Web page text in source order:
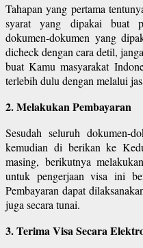
Tahapan yang pertama
syarat yang dipakai buat
dokumen-dokumen yang
dicheck dengan cara detil,
buat Kamu masyarakat
terlebih dulu dengan melalui
2. Melakukan Pembayaran
Sesudah seluruh dokumen-
kemudian di berikan ke
masing, berikutnya
untuk pengerjaan visa ini
Pembayaran dapat
juga secara tunai.
3. Terima Visa Secara